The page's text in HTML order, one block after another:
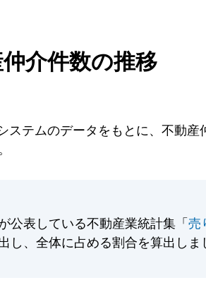
介件数の推移
ステムのデータをもとに、不動
公表している不動産業統計集「売
、全体に占める割合を算出しま